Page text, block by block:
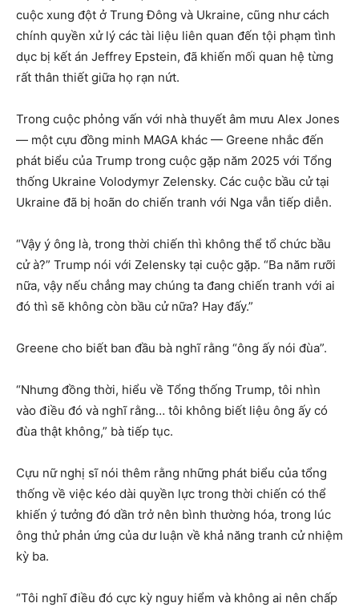
cuộc xung đột ở Trung Đông và Ukraine, cũng như cách
chính quyền xử lý các tài liệu liên quan đến tội phạm tình
dục bị kết án Jeffrey Epstein, đã khiến mối quan hệ từng
rất thân thiết giữa họ rạn nứt.
Trong cuộc phỏng vấn với nhà thuyết âm mưu Alex Jones
— một cựu đồng minh MAGA khác — Greene nhắc đến
phát biểu của Trump trong cuộc gặp năm 2025 với Tổng
thống Ukraine Volodymyr Zelensky. Các cuộc bầu cử tại
Ukraine đã bị hoãn do chiến tranh với Nga vẫn tiếp diễn.
“Vậy ý ông là, trong thời chiến thì không thể tổ chức bầu
cử à?” Trump nói với Zelensky tại cuộc gặp. “Ba năm rưỡi
nữa, vậy nếu chẳng may chúng ta đang chiến tranh với ai
đó thì sẽ không còn bầu cử nữa? Hay đấy.”
Greene cho biết ban đầu bà nghĩ rằng “ông ấy nói đùa”.
“Nhưng đồng thời, hiểu về Tổng thống Trump, tôi nhìn
vào điều đó và nghĩ rằng… tôi không biết liệu ông ấy có
đùa thật không,” bà tiếp tục.
Cựu nữ nghị sĩ nói thêm rằng những phát biểu của tổng
thống về việc kéo dài quyền lực trong thời chiến có thể
khiến ý tưởng đó dần trở nên bình thường hóa, trong lúc
ông thử phản ứng của dư luận về khả năng tranh cử nhiệm
kỳ ba.
“Tôi nghĩ điều đó cực kỳ nguy hiểm và không ai nên chấp